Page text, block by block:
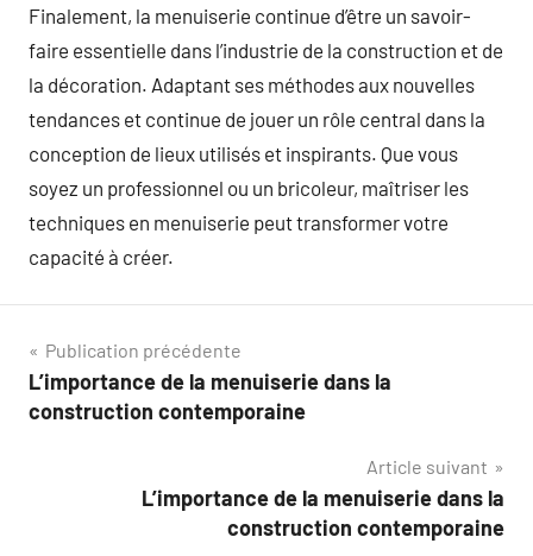
Finalement, la menuiserie continue d’être un savoir-
faire essentielle dans l’industrie de la construction et de
la décoration. Adaptant ses méthodes aux nouvelles
tendances et continue de jouer un rôle central dans la
conception de lieux utilisés et inspirants. Que vous
soyez un professionnel ou un bricoleur, maîtriser les
techniques en menuiserie peut transformer votre
capacité à créer.
Navigation
de
Publication précédente
L’importance de la menuiserie dans la
construction contemporaine
Article suivant
L’importance de la menuiserie dans la
construction contemporaine